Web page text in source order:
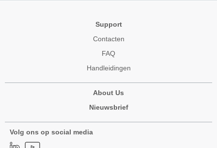
Support
Contacten
FAQ
Handleidingen
About Us
Nieuwsbrief
Volg ons op social media